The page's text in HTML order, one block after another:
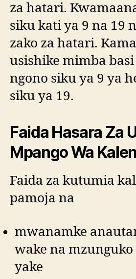
za hatari.
siku kati ya 9 na 19
zako za hatari.
usishike mimba
ngono siku ya 9 ya
siku ya 19.
Faida Hasara Za
Mpango Wa
Faida za kutumia
pamoja na
mwanamke
wake na
yake